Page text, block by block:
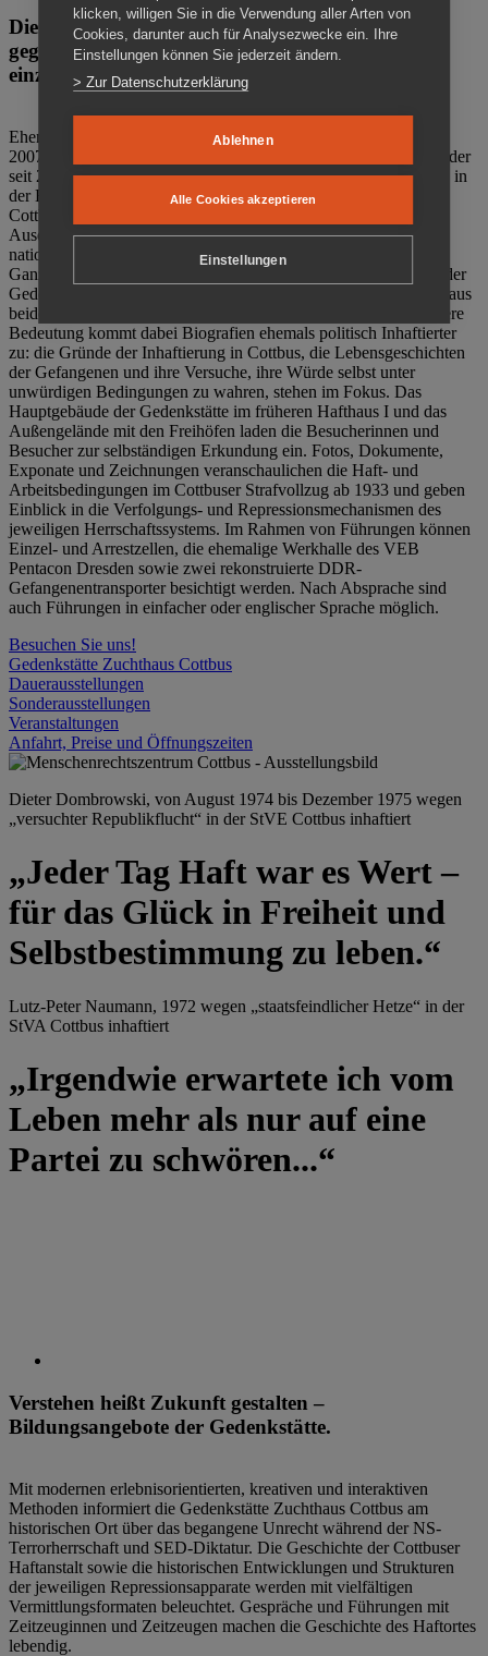
Die Gedenkstätte Zuchthaus Cottbus ist ein Ort
gegen das Vergessen. Anschaulich, nah und
einzigartig.
Ehemalige politische Häftlinge der DDR gründeten im Oktober
2007 den Verein Menschenrechtszentrum Cottbus e. V. (MRZ), der
seit 2011 Eigentümer des ehemaligen Gefängnisses (1860-2002) in
der Bautzener Straße und Träger der Gedenkstätte Zuchthaus
Cottbus ist. Im Zentrum der Arbeit der Gedenkstätte steht die
Auseinandersetzung mit politischem Unrecht während der
nationalsozialistischen Terrorherrschaft und der SED-Diktatur.
Ganzjährig zeigen mehrere Dauer- und Sonderausstellungen in der
Gedenkstätte Zuchthaus Cottbus Beispiele politischen Unrechts aus
beiden deutschen Diktaturen des 20. Jahrhunderts. Eine besondere
Bedeutung kommt dabei Biografien ehemals politisch Inhaftierter
zu: die Gründe der Inhaftierung in Cottbus, die Lebensgeschichten
der Gefangenen und ihre Versuche, ihre Würde selbst unter
unwürdigen Bedingungen zu wahren, stehen im Fokus. Das
Hauptgebäude der Gedenkstätte im früheren Hafthaus I und das
Außengelände mit den Freihöfen laden die Besucherinnen und
Besucher zur selbständigen Erkundung ein. Fotos, Dokumente,
Exponate und Zeichnungen veranschaulichen die Haft- und
Arbeitsbedingungen im Cottbuser Strafvollzug ab 1933 und geben
Einblick in die Verfolgungs- und Repressionsmechanismen des
jeweiligen Herrschaftssystems. Im Rahmen von Führungen können
Einzel- und Arrestzellen, die ehemalige Werkhalle des VEB
Pentacon Dresden sowie zwei rekonstruierte DDR-
Gefangenentransporter besichtigt werden. Nach Absprache sind
auch Führungen in einfacher oder englischer Sprache möglich.
Besuchen Sie uns!
Gedenkstätte Zuchthaus Cottbus
Dauerausstellungen
Sonderausstellungen
Veranstaltungen
Anfahrt, Preise und Öffnungszeiten
Dieter Dombrowski, von August 1974 bis Dezember 1975 wegen
„versuchter Republikflucht“ in der StVE Cottbus inhaftiert
„Jeder Tag Haft war es Wert –
für das Glück in Freiheit und
Selbstbestimmung zu leben.“
Lutz-Peter Naumann, 1972 wegen „staatsfeindlicher Hetze“ in der
StVA Cottbus inhaftiert
„Irgendwie erwartete ich vom
Leben mehr als nur auf eine
Partei zu schwören...“
Verstehen heißt Zukunft gestalten –
Bildungsangebote der Gedenkstätte.
Mit modernen erlebnisorientierten, kreativen und interaktiven
Methoden informiert die Gedenkstätte Zuchthaus Cottbus am
historischen Ort über das begangene Unrecht während der NS-
Terrorherrschaft und SED-Diktatur. Die Geschichte der Cottbuser
Haftanstalt sowie die historischen Entwicklungen und Strukturen
der jeweiligen Repressionsapparate werden mit vielfältigen
Vermittlungsformaten beleuchtet. Gespräche und Führungen mit
Zeitzeuginnen und Zeitzeugen machen die Geschichte des Haftortes
lebendig.
klicken, willigen Sie in die Verwendung aller Arten von
Cookies, darunter auch für Analysezwecke ein. Ihre
Einstellungen können Sie jederzeit ändern.
> Zur Datenschutzerklärung
Ablehnen
Alle Cookies akzeptieren
Einstellungen